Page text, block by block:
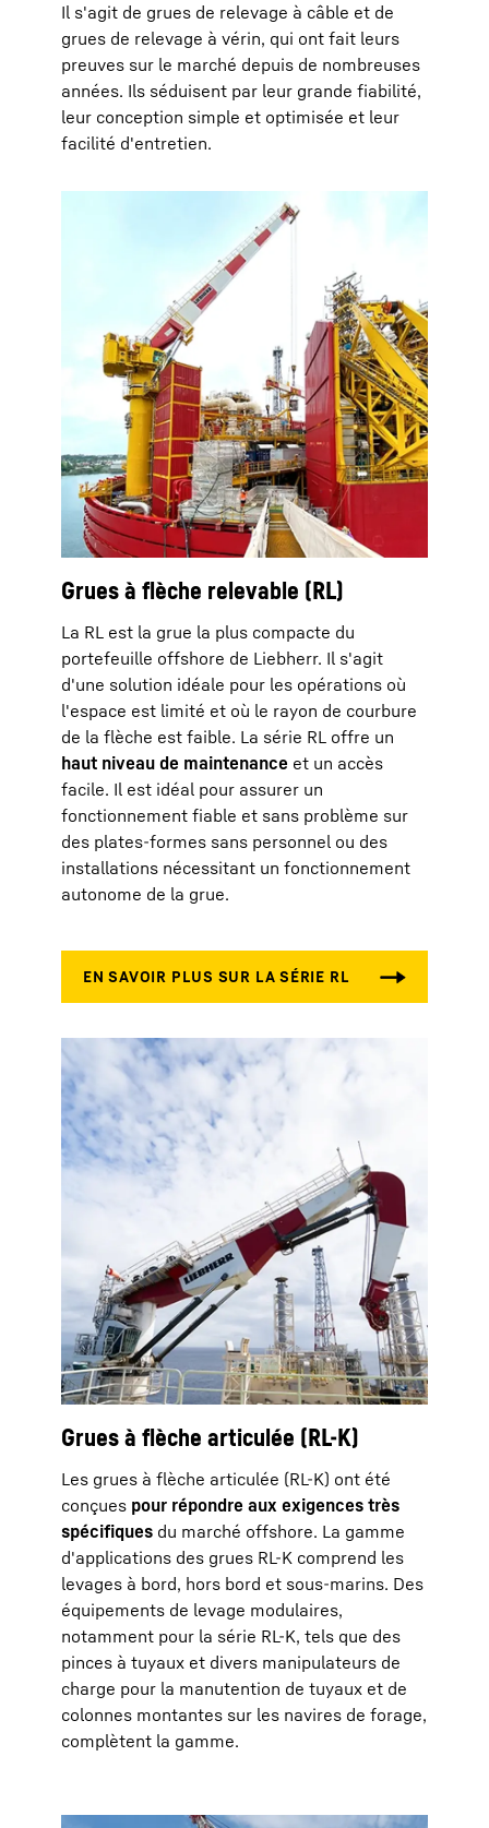
Il s'agit de grues de relevage à câble et de
grues de relevage à vérin, qui ont fait leurs
preuves sur le marché depuis de nombreuses
années. Ils séduisent par leur grande fiabilité,
leur conception simple et optimisée et leur
facilité d'entretien.
Grues à flèche relevable (RL)
La RL est la grue la plus compacte du
portefeuille offshore de Liebherr. Il s'agit
d'une solution idéale pour les opérations où
l'espace est limité et où le rayon de courbure
de la flèche est faible. La série RL offre un
haut niveau de maintenance et un accès
facile. Il est idéal pour assurer un
fonctionnement fiable et sans problème sur
des plates-formes sans personnel ou des
installations nécessitant un fonctionnement
autonome de la grue.
Grues à flèche articulée (RL-K)
Les grues à flèche articulée (RL-K) ont été
conçues pour répondre aux exigences très
spécifiques du marché offshore. La gamme
d'applications des grues RL-K comprend les
levages à bord, hors bord et sous-marins. Des
équipements de levage modulaires,
notamment pour la série RL-K, tels que des
pinces à tuyaux et divers manipulateurs de
charge pour la manutention de tuyaux et de
colonnes montantes sur les navires de forage,
complètent la gamme.